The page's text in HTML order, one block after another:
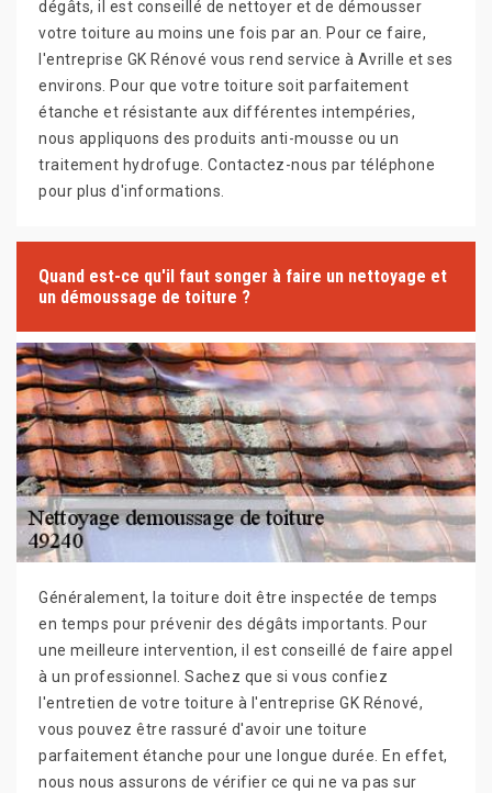
dégâts, il est conseillé de nettoyer et de démousser
votre toiture au moins une fois par an. Pour ce faire,
l'entreprise GK Rénové vous rend service à Avrille et ses
environs. Pour que votre toiture soit parfaitement
étanche et résistante aux différentes intempéries,
nous appliquons des produits anti-mousse ou un
traitement hydrofuge. Contactez-nous par téléphone
pour plus d'informations.
Quand est-ce qu'il faut songer à faire un nettoyage et
un démoussage de toiture ?
Généralement, la toiture doit être inspectée de temps
en temps pour prévenir des dégâts importants. Pour
une meilleure intervention, il est conseillé de faire appel
à un professionnel. Sachez que si vous confiez
l'entretien de votre toiture à l'entreprise GK Rénové,
vous pouvez être rassuré d'avoir une toiture
parfaitement étanche pour une longue durée. En effet,
nous nous assurons de vérifier ce qui ne va pas sur